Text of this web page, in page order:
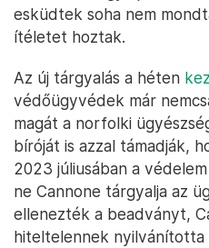
esküdtek soha nem
ítéletet hoztak.
Az új tárgyalás a héten
védőügyvédek már
magát a norfolki
bíróját is azzal támadják,
2023 júliusában a
ne Cannone tárgyalja az
ellenezték a beadványt,
hiteltelennek